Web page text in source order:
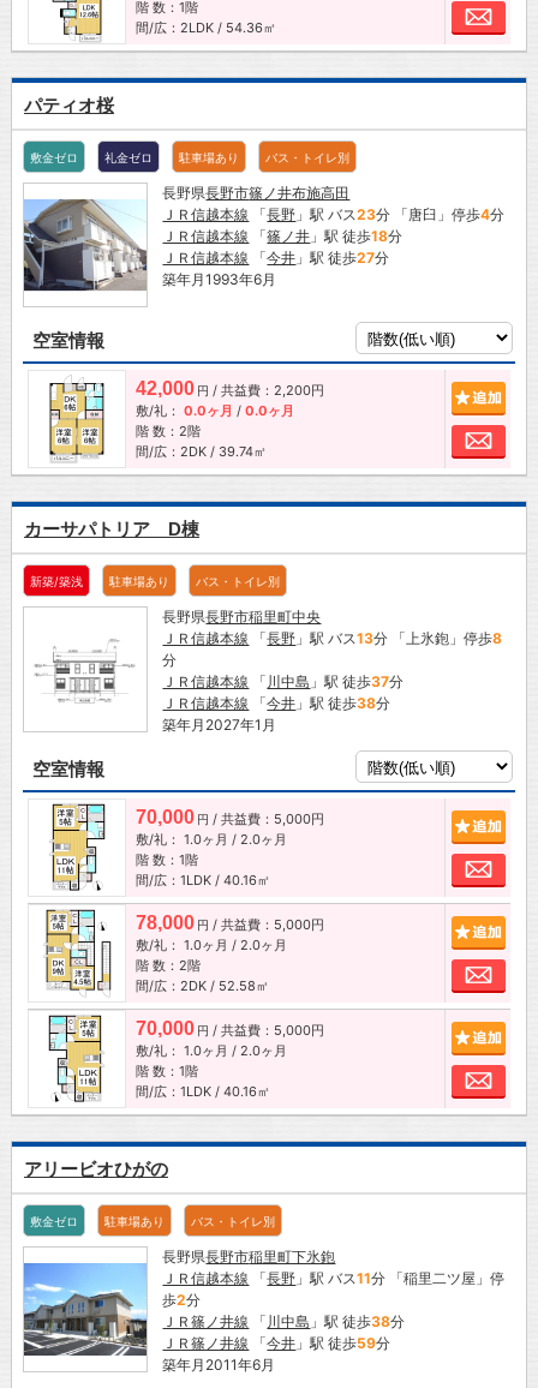
階 数：1階
間/広：2LDK / 54.36㎡
お
パティオ桜
敷金ゼロ 礼金ゼロ 駐車場あり バス・トイレ別
長野県長野市篠ノ井布施高田
ＪＲ信越本線 「長野 」駅 バス23分 「唐臼」停歩4分
ＪＲ信越本線 「篠ノ井 」駅 徒歩18分
ＪＲ信越本線 「今井 」駅 徒歩27分
築年月1993年6月
空室情報
42,000 円 / 共益費：2,200円
敷/礼： 0.0ヶ月 / 0.0ヶ月
階 数：2階
間/広：2DK / 39.74㎡
お
カーサパトリア D棟
新築/築浅 駐車場あり バス・トイレ別
長野県長野市稲里町中央
ＪＲ信越本線 「長野 」駅 バス13分 「上氷鉋」停歩8
分
ＪＲ信越本線 「 川中島 」駅 徒歩37分
ＪＲ信越本線 「今井 」駅 徒歩38分
築年月2027年1月
空室情報
70,000 円 / 共益費：5,000円
敷/礼： 1.0ヶ月 / 2.0ヶ月
階 数：1階
間/広：1LDK / 40.16㎡
お
78,000 円 / 共益費：5,000円
敷/礼： 1.0ヶ月 / 2.0ヶ月
階 数：2階
間/広：2DK / 52.58㎡
お
70,000 円 / 共益費：5,000円
敷/礼： 1.0ヶ月 / 2.0ヶ月
階 数：1階
間/広：1LDK / 40.16㎡
お
アリービオひがの
敷金ゼロ 駐車場あり バス・トイレ別
長野県長野市稲里町下氷鉋
ＪＲ信越本線 「長野 」駅 バス11分 「稲里二ツ屋」停
歩2分
ＪＲ篠ノ井線 「 川中島 」駅 徒歩38分
ＪＲ篠ノ井線 「今井 」駅 徒歩59分
築年月2011年6月